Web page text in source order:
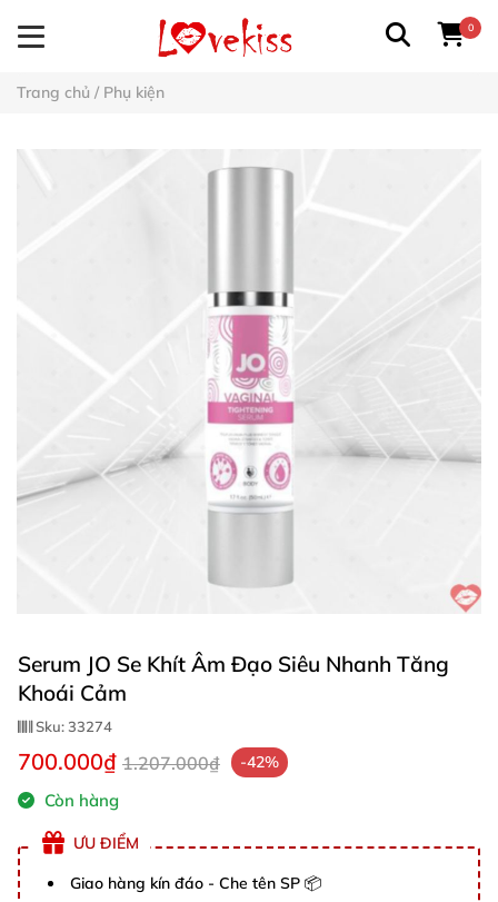
0
Trang chủ / Phụ kiện
Serum JO Se Khít Âm Đạo Siêu Nhanh Tăng
Khoái Cảm
Sku:33274
700.000₫ 1.207.000₫ -42%
Còn hàng
ƯU ĐIỂM
Giao hàng kín đáo - Che tên SP 📦